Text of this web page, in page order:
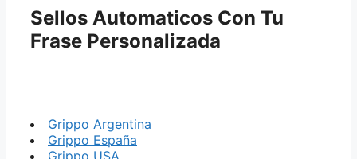
Sellos Automaticos Con Tu
Frase Personalizada
Grippo Argentina
Grippo España
Grippo USA